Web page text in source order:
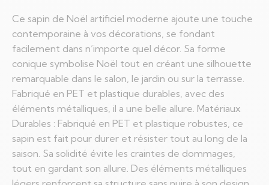
Ce sapin de Noël artificiel moderne ajoute une touche
contemporaine à vos décorations, se fondant
facilement dans n’importe quel décor. Sa forme
conique symbolise Noël tout en créant une silhouette
remarquable dans le salon, le jardin ou sur la terrasse.
Fabriqué en PET et plastique durables, avec des
éléments métalliques, il a une belle allure. Matériaux
Durables : Fabriqué en PET et plastique robustes, ce
sapin est fait pour durer et résister tout au long de la
saison. Sa solidité évite les craintes de dommages,
tout en gardant son allure. Des éléments métalliques